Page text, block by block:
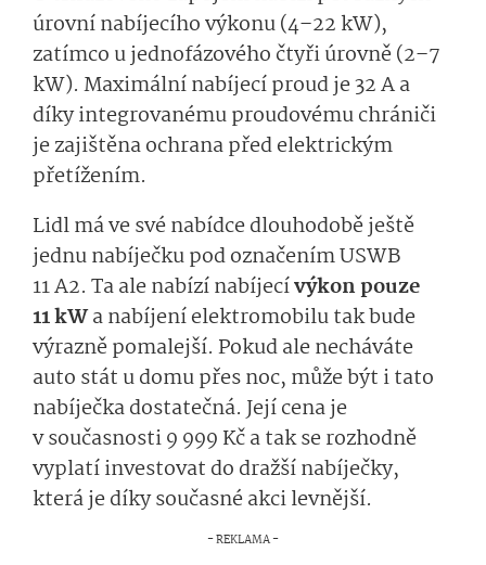
úrovní nabíjecího výkonu (4–22 kW),
zatímco u jednofázového čtyři úrovně (2–7
kW). Maximální nabíjecí proud je 32 A a
díky integrovanému proudovému chrániči
je zajištěna ochrana před elektrickým
přetížením.
Lidl má ve své nabídce dlouhodobě ještě
jednu nabíječku pod označením USWB
11 A2. Ta ale nabízí nabíjecívýkon pouze
11 kWa nabíjení elektromobilu tak bude
výrazně pomalejší. Pokud ale necháváte
auto stát u domu přes noc, může být i tato
nabíječka dostatečná. Její cena je
v současnosti 9 999 Kč a tak se rozhodně
vyplatí investovat do dražší nabíječky,
která je díky současné akci levnější.